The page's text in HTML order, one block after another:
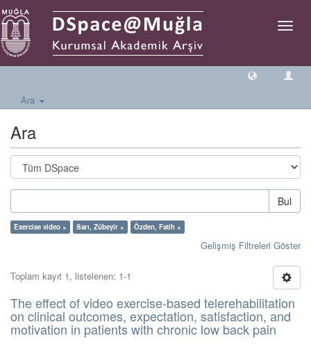
Geçiş
Ara
Ara
Bul
Exercise video × Sarı, Zübeyir × Özden, Fatih ×
Gelişmiş Filtreleri Göster
Toplam kayıt 1, listelenen: 1-1
The effect of video exercise-based telerehabilitation
on clinical outcomes, expectation, satisfaction, and
motivation in patients with chronic low back pain